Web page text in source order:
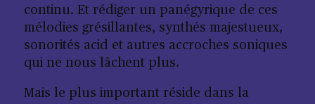
continu. Et rédiger un panégyrique de ces
mélodies grésillantes, synthés majestueux,
sonorités acid et autres accroches soniques
qui ne nous lâchent plus.
Mais le plus important réside dans la